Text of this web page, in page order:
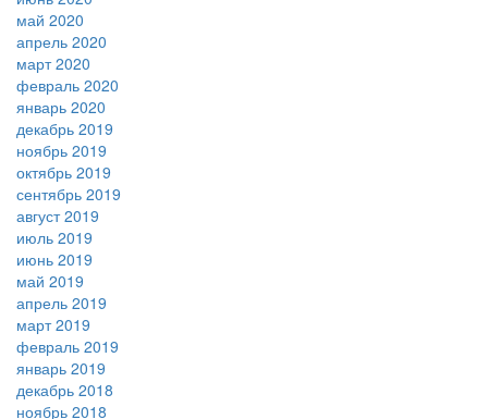
май 2020
апрель 2020
март 2020
февраль 2020
январь 2020
декабрь 2019
ноябрь 2019
октябрь 2019
сентябрь 2019
август 2019
июль 2019
июнь 2019
май 2019
апрель 2019
март 2019
февраль 2019
январь 2019
декабрь 2018
ноябрь 2018